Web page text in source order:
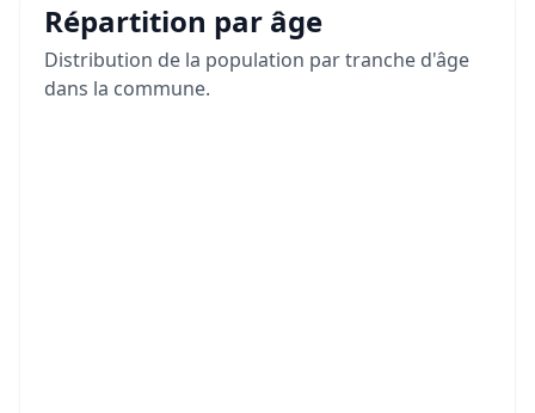
Répartition par âge
Distribution de la population par tranche d'âge
dans la commune.